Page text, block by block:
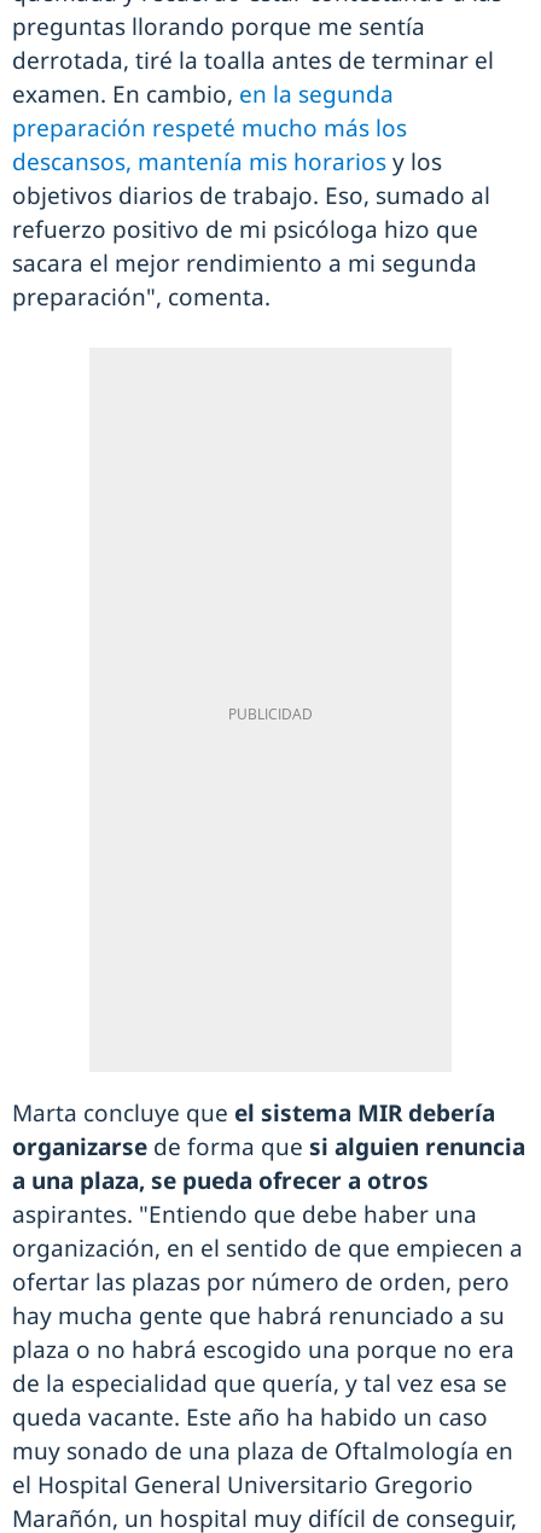
preguntas llorando porque me sentía
derrotada, tiré la toalla antes de terminar el
examen. En cambio, en la segunda
preparación respeté mucho más los
descansos, mantenía mis horariosy los
objetivos diarios de trabajo. Eso, sumado al
refuerzo positivo de mi psicóloga hizo que
sacara el mejor rendimiento a mi segunda
preparación", comenta.
Marta concluye que el sistema MIR debería
organizarse de forma que si alguien renuncia
a una plaza, se pueda ofrecer a otros
aspirantes. "Entiendo que debe haber una
organización, en el sentido de que empiecen a
ofertar las plazas por número de orden, pero
hay mucha gente que habrá renunciado a su
plaza o no habrá escogido una porque no era
de la especialidad que quería, y tal vez esa se
queda vacante. Este año ha habido un caso
muy sonado de una plaza de Oftalmología en
el Hospital General Universitario Gregorio
Marañón, un hospital muy difícil de conseguir,